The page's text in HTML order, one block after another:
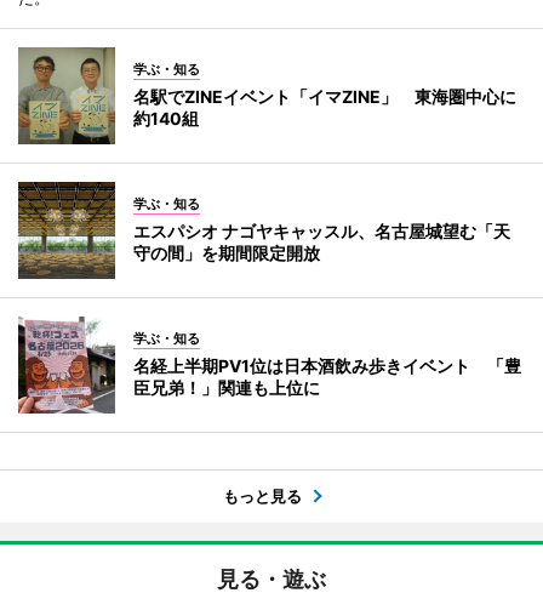
学ぶ・知る
名駅でZINEイベント「イマZINE」 東海圏中心に
約140組
学ぶ・知る
エスパシオ ナゴヤキャッスル、名古屋城望む「天
守の間」を期間限定開放
学ぶ・知る
名経上半期PV1位は日本酒飲み歩きイベント 「豊
臣兄弟！」関連も上位に
もっと見る
見る・遊ぶ